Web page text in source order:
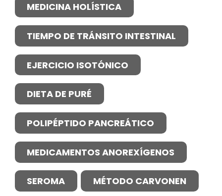
MEDICINA HOLÍSTICA
TIEMPO DE TRÁNSITO INTESTINAL
EJERCICIO ISOTÓNICO
DIETA DE PURÉ
POLIPÉPTIDO PANCREÁTICO
MEDICAMENTOS ANOREXÍGENOS
SEROMA MÉTODO CARVONEN